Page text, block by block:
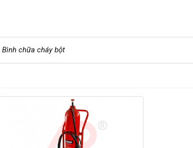
Bình chữa cháy bột